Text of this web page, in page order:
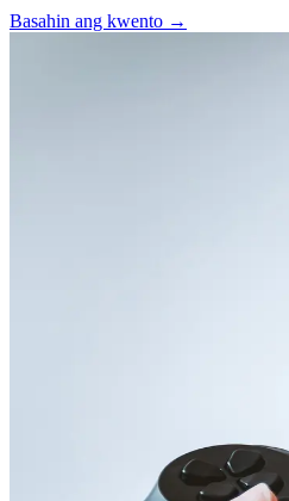
Basahin ang kwento →